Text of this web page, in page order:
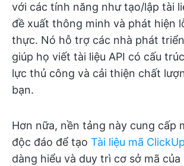
với các tính năng như tạo/lập tài
đề xuất thông minh và phát hiện
thực. Nó hỗ trợ các nhà phát
giúp họ viết tài liệu API có cấu
lực thủ công và cải thiện chất
bạn.
Hơn nữa, nền tảng này cung cấp
độc đáo để tạo Tài liệu mã ClickUp
dàng hiểu và duy trì cơ sở mã của